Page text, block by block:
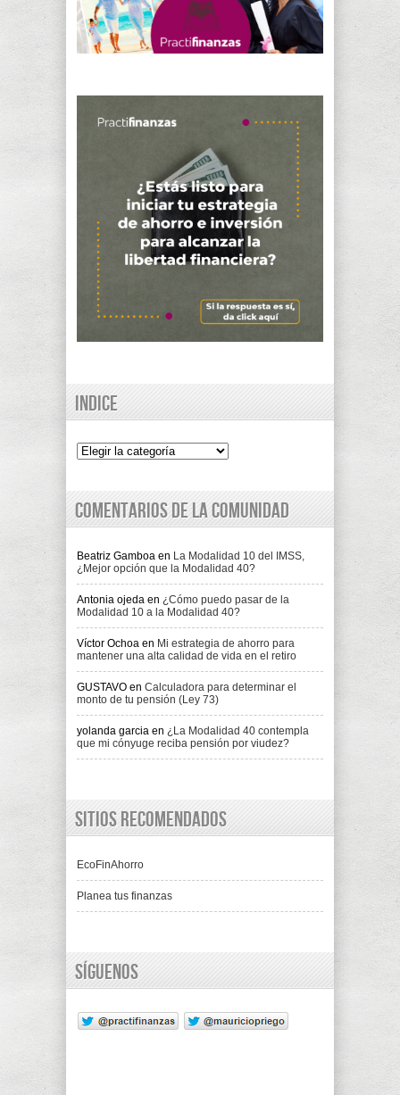
Indice
Indice
Comentarios de la comunidad
Beatriz Gamboa en La Modalidad 10 del IMSS,
¿Mejor opción que la Modalidad 40?
Antonia ojeda en ¿Cómo puedo pasar de la
Modalidad 10 a la Modalidad 40?
Víctor Ochoa en Mi estrategia de ahorro para
mantener una alta calidad de vida en el retiro
GUSTAVO en Calculadora para determinar el
monto de tu pensión (Ley 73)
yolanda garcia en ¿La Modalidad 40 contempla
que mi cónyuge reciba pensión por viudez?
Sitios recomendados
EcoFinAhorro
Planea tus finanzas
Síguenos